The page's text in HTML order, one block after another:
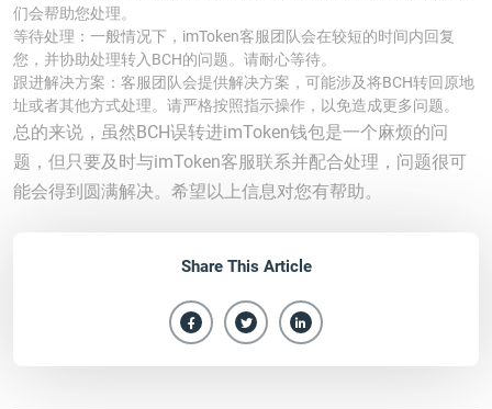
们会帮助您处理。
等待处理：一般情况下，imToken客服团队会在较短的时间内回复
您，并协助处理转入BCH的问题。请耐心等待。
跟进解决方案：客服团队会提供解决方案，可能涉及将BCH转回原地
址或者其他方式处理。请严格按照指示操作，以免造成更多问题。
总的来说，虽然BCH误转进imToken钱包是一个麻烦的问
题，但只要及时与imToken客服联系并配合处理，问题很可
能会得到圆满解决。希望以上信息对您有帮助。
Share This Article